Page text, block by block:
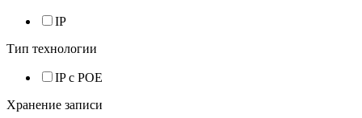
IP
Тип технологии
IP с POE
Хранение записи